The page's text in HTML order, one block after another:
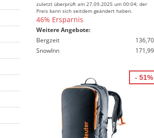
zuletzt überprüft am 27.09.2025 um 00:04; der
Preis kann sich seitdem geändert haben.
46% Ersparnis
Weitere Angebote:
Bergzeit
SnowInn
- 51%